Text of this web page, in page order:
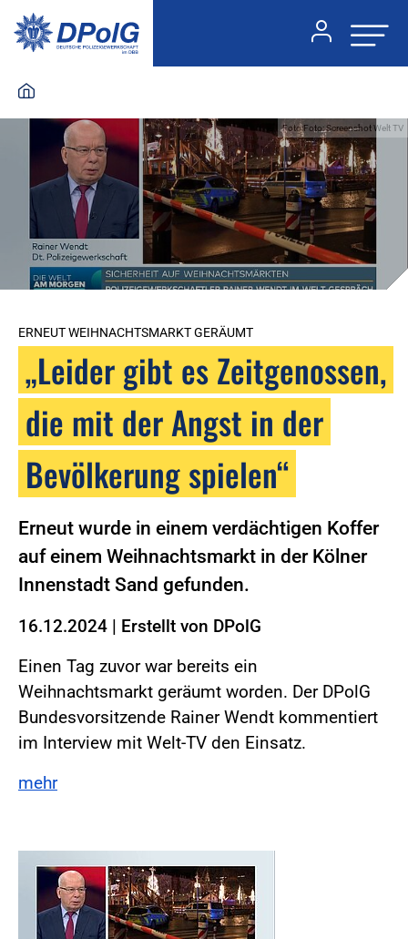
Foto:Foto: Screenshot Welt TV
ERNEUT WEIHNACHTSMARKT GERÄUMT
„Leider gibt es Zeitgenossen,
die mit der Angst in der
Bevölkerung spielen“
Erneut wurde in einem verdächtigen Koffer
auf einem Weihnachtsmarkt in der Kölner
Innenstadt Sand gefunden.
16.12.2024 | Erstellt von DPolG
Einen Tag zuvor war bereits ein
Weihnachtsmarkt geräumt worden. Der DPolG
Bundesvorsitzende Rainer Wendt kommentiert
im Interview mit Welt-TV den Einsatz.
mehr